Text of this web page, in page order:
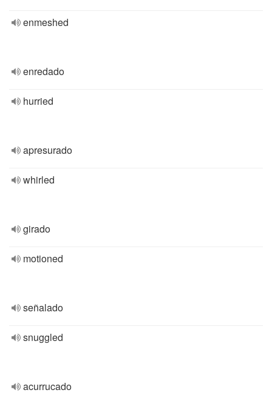
enmeshed
enredado
hurried
apresurado
whirled
girado
motioned
señalado
snuggled
acurrucado